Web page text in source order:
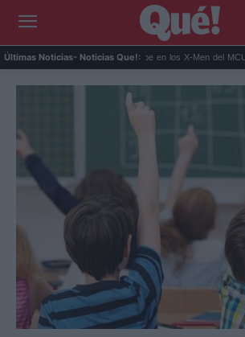
Últimas Noticias- Noticias Que!:
Kit Connor será Cíclope en los X-Men del MCU y